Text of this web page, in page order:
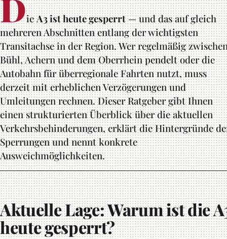
DieA3 ist heute gesperrt— und das auf gleich
mehreren Abschnitten entlang der wichtigsten
Transitachse in der Region. Wer regelmäßig
Bühl, Achern und dem Oberrhein pendelt oder die
Autobahn für überregionale Fahrten nutzt, muss
derzeit mit erheblichen Verzögerungen und
Umleitungen rechnen. Dieser Ratgeber gibt Ihnen
einen strukturierten Überblick über die aktuellen
Verkehrsbehinderungen, erklärt die Hintergründe
Sperrungen und nennt konkrete
Ausweichmöglichkeiten.
Aktuelle Lage: Warum ist die
heute gesperrt?